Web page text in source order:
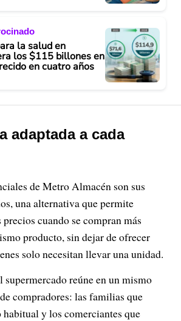
la salud en
los $115 billones en
en cuatro años
adaptada a cada
de Metro Almacén son sus
una alternativa que permite
cuando se compran más
producto, sin dejar de ofrecer
solo necesitan llevar una unidad.
supermercado reúne en un mismo
compradores: las familias que
habitual y los comerciantes que